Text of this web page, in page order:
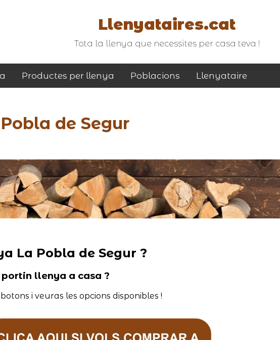
Llenyataires.cat
Tota la llenya que necessites per casa teva !
Productes per llenya Poblacions Llenyataire
de Segur
La Pobla de Segur ?
llenya a casa ?
i veuras les opcions disponibles !